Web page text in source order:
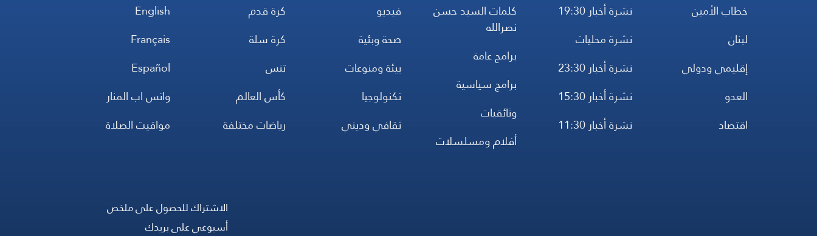
خطاب الأمين
لبنان
إقليمي ودولي
العدو
اقتصاد
نشرة أخبار 19:30
نشرة محليات
نشرة أخبار 23:30
نشرة أخبار 15:30
نشرة أخبار 11:30
كلمات السيد حسن
نصرالله
برامج عامة
برامج سياسية
وثائقيات
أفلام ومسلسلات
فيديو
صحة وبئية
بيئة ومنوعات
تكنولوجيا
ثقافي وديني
كرة قدم
كرة سلة
تنس
كأس العالم
رياضات مختلفة
English
Français
Español
واتس اب المنار
مواقيت الصلاة
الاشتراك للحصول على ملخص
أسبوعي على بريدك